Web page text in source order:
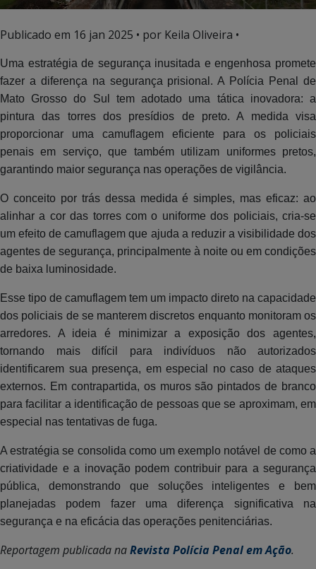
Publicado em 16 jan 2025 • por Keila Oliveira •
Uma estratégia de segurança inusitada e engenhosa promete
fazer a diferença na segurança prisional. A Polícia Penal de
Mato Grosso do Sul tem adotado uma tática inovadora: a
pintura das torres dos presídios de preto. A medida visa
proporcionar uma camuflagem eficiente para os policiais
penais em serviço, que também utilizam uniformes pretos,
garantindo maior segurança nas operações de vigilância.
O conceito por trás dessa medida é simples, mas eficaz: ao
alinhar a cor das torres com o uniforme dos policiais, cria-se
um efeito de camuflagem que ajuda a reduzir a visibilidade dos
agentes de segurança, principalmente à noite ou em condições
de baixa luminosidade.
Esse tipo de camuflagem tem um impacto direto na capacidade
dos policiais de se manterem discretos enquanto monitoram os
arredores. A ideia é minimizar a exposição dos agentes,
tornando mais difícil para indivíduos não autorizados
identificarem sua presença, em especial no caso de ataques
externos. Em contrapartida, os muros são pintados de branco
para facilitar a identificação de pessoas que se aproximam, em
especial nas tentativas de fuga.
A estratégia se consolida como um exemplo notável de como a
criatividade e a inovação podem contribuir para a segurança
pública, demonstrando que soluções inteligentes e bem
planejadas podem fazer uma diferença significativa na
segurança e na eficácia das operações penitenciárias.
Reportagem publicada naRevista Polícia Penal em Ação.